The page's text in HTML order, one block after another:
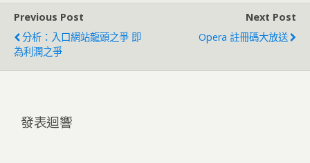
Previous Post
分析：入口網站龍頭之爭 即
為利潤之爭
Next Post
Opera 註冊碼大放送
發表迴響